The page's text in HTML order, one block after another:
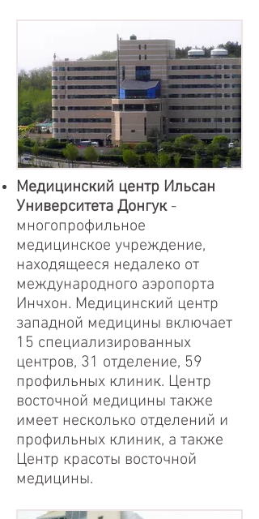
Медицинский центр Ильсан
Университета Донгук-
многопрофильное
медицинское учреждение,
находящееся недалеко от
международного аэропорта
Инчхон. Медицинский центр
западной медицины включает
15 специализированных
центров, 31 отделение, 59
профильных клиник. Центр
восточной медицины также
имеет несколько отделений и
профильных клиник, а также
Центр красоты восточной
медицины.